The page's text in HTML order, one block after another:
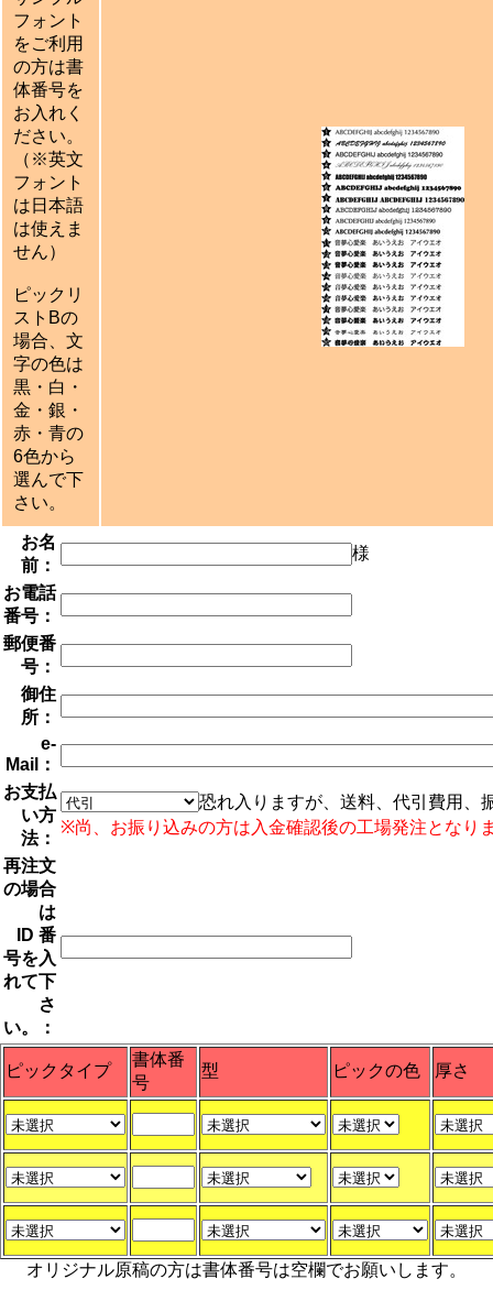
フォント
をご利用
の方は書
体番号を
お入れく
ださい。
（※英文
フォント
は日本語
は使えま
せん）
ピックリ
ストBの
場合、文
字の色は
黒・白・
金・銀・
赤・青の
6色から
選んで下
さい。
お名
前：
様
お電話
番号：
郵便番
号：
御住
所：
e-
Mail：
お支払
い方
法：
恐れ入りますが、送料、代引費用、
※尚、お振り込みの方は入金確認後の工場発注となり
再注文
の場合
は
ID 番
号を入
れて下
さ
い。：
ピックタイプ
書体番
号
型 ピックの色 厚さ
オリジナル原稿の方は書体番号は空欄でお願いします。